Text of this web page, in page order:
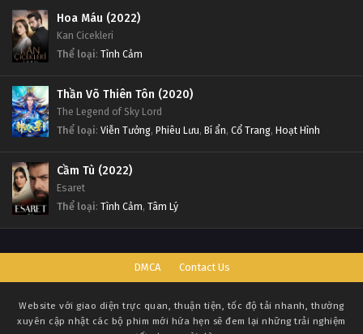
Hoa Máu (2022)
Kan Cicekleri
Thể loại: Tình Cảm
Thần Võ Thiên Tôn (2020)
The Legend of Sky Lord
Thể loại: Viễn Tưởng, Phiêu Lưu, Bí ẩn, Cổ Trang, Hoạt Hình
Cầm Tù (2022)
Esaret
Thể loại: Tình Cảm, Tâm Lý
DMCA Contact Us
Website với giao diện trực quan, thuận tiện, tốc độ tải nhanh, thường
xuyên cập nhật các bộ phim mới hứa hẹn sẽ đem lại những trải nghiệm